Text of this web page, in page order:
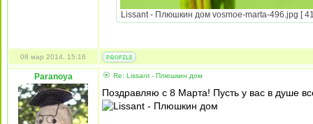
Lissant - Плюшкин дом vosmoe-marta-496.jpg [
08 мар 2014, 15:16
Paranoya Re: Lissant - Плюшкин дом
Поздравляю с 8 Марта! Пусть у вас в душе